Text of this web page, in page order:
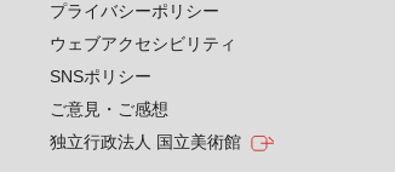
プライバシーポリシー
ウェブアクセシビリティ
SNSポリシー
ご意見・ご感想
独立行政法人 国立美術館